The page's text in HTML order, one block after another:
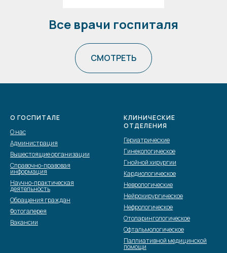
Все врачи госпиталя
СМОТРЕТЬ
О ГОСПИТАЛЕ
О нас
Администрация
Вышестоящие организации
Справочно-правовая
информация
Научно-практическая
деятельность
Обращения граждан
Фотогалерея
Вакансии
КЛИНИЧЕСКИЕ
ОТДЕЛЕНИЯ
Гериатрические
Гинекологическое
Гнойной хирургии
Кардиологическое
Неврологические
Нейрохирургическое
Нефрологическое
Отоларингологическое
Офтальмологическое
Паллиативной медицинской
помощи